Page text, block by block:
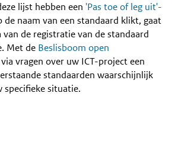
lijst hebben een 'Pas toe of leg uit'-
de naam van een standaard klikt, gaat
van de registratie van de standaard
Met de Beslisboom open
vragen over uw ICT-project een
standaarden waarschijnlijk
specifieke situatie.